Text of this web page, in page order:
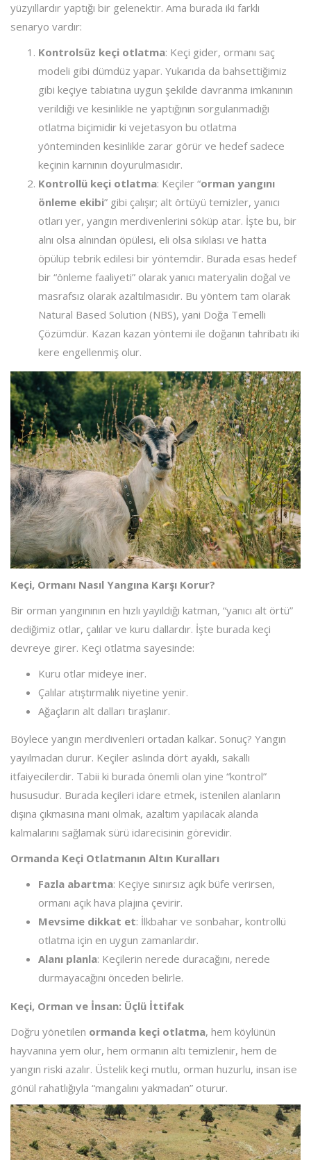
yüzyıllardır yaptığı bir gelenektir. Ama burada iki farklı
senaryo vardır:
Kontrolsüz keçi otlatma: Keçi gider, ormanı saç
modeli gibi dümdüz yapar. Yukarıda da bahsettiğimiz
gibi keçiye tabiatına uygun şekilde davranma imkanının
verildiği ve kesinlikle ne yaptığının sorgulanmadığı
otlatma biçimidir ki vejetasyon bu otlatma
yönteminden kesinlikle zarar görür ve hedef sadece
keçinin karnının doyurulmasıdır.
Kontrollü keçi otlatma: Keçiler “orman yangını
önleme ekibi” gibi çalışır; alt örtüyü temizler, yanıcı
otları yer, yangın merdivenlerini söküp atar. İşte bu, bir
alnı olsa alnından öpülesi, eli olsa sıkılası ve hatta
öpülüp tebrik edilesi bir yöntemdir. Burada esas hedef
bir “önleme faaliyeti” olarak yanıcı materyalin doğal ve
masrafsız olarak azaltılmasıdır. Bu yöntem tam olarak
Natural Based Solution (NBS), yani Doğa Temelli
Çözümdür. Kazan kazan yöntemi ile doğanın tahribatı iki
kere engellenmiş olur.
Keçi, Ormanı Nasıl Yangına Karşı Korur?
Bir orman yangınının en hızlı yayıldığı katman, “yanıcı alt örtü”
dediğimiz otlar, çalılar ve kuru dallardır. İşte burada keçi
devreye girer. Keçi otlatma sayesinde:
Kuru otlar mideye iner.
Çalılar atıştırmalık niyetine yenir.
Ağaçların alt dalları tıraşlanır.
Böylece yangın merdivenleri ortadan kalkar. Sonuç? Yangın
yayılmadan durur. Keçiler aslında dört ayaklı, sakallı
itfaiyecilerdir. Tabii ki burada önemli olan yine “kontrol”
hususudur. Burada keçileri idare etmek, istenilen alanların
dışına çıkmasına mani olmak, azaltım yapılacak alanda
kalmalarını sağlamak sürü idarecisinin görevidir.
Ormanda Keçi Otlatmanın Altın Kuralları
Fazla abartma: Keçiye sınırsız açık büfe verirsen,
ormanı açık hava plajına çevirir.
Mevsime dikkat et: İlkbahar ve sonbahar, kontrollü
otlatma için en uygun zamanlardır.
Alanı planla: Keçilerin nerede duracağını, nerede
durmayacağını önceden belirle.
Keçi, Orman ve İnsan: Üçlü İttifak
Doğru yönetilen ormanda keçi otlatma, hem köylünün
hayvanına yem olur, hem ormanın altı temizlenir, hem de
yangın riski azalır. Üstelik keçi mutlu, orman huzurlu, insan ise
gönül rahatlığıyla “mangalını yakmadan” oturur.